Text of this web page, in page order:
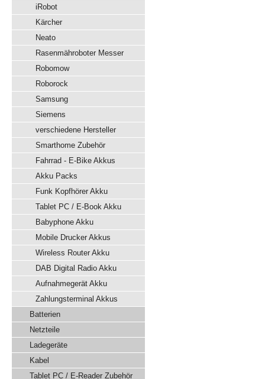
iRobot
Kärcher
Neato
Rasenmähroboter Messer
Robomow
Roborock
Samsung
Siemens
verschiedene Hersteller
Smarthome Zubehör
Fahrrad - E-Bike Akkus
Akku Packs
Funk Kopfhörer Akku
Tablet PC / E-Book Akku
Babyphone Akku
Mobile Drucker Akkus
Wireless Router Akku
DAB Digital Radio Akku
Aufnahmegerät Akku
Zahlungsterminal Akkus
Batterien
Netzteile
Ladegeräte
Kabel
Tablet PC / E-Reader Zubehör